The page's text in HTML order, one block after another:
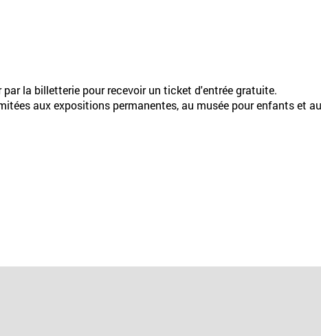
la billetterie pour recevoir un ticket d'entrée gratuite.
aux expositions permanentes, au musée pour enfants et